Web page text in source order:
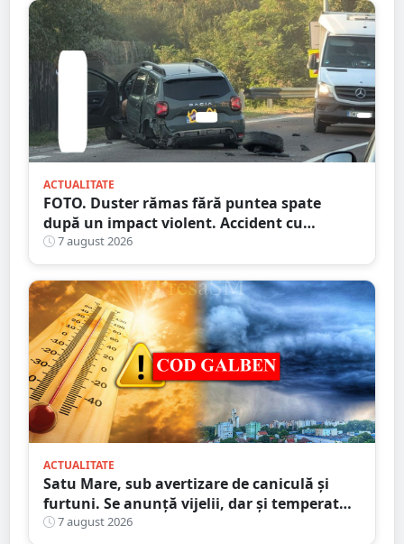
ACTUALITATE
FOTO. Duster rămas fără puntea spate
după un impact violent. Accident cu
implicarea unei mașini din Satu Mare
7 august 2026
ACTUALITATE
Satu Mare, sub avertizare de caniculă și
furtuni. Se anunță vijelii, dar și temperaturi
ridicate. Avertizarea ANM
7 august 2026